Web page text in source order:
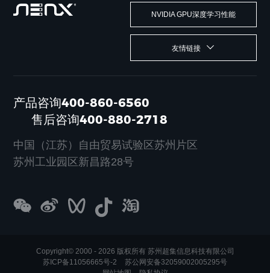
NVIDIA GPU深度学习性能
友情链接
产品咨询400-860-6560
售后咨询400-880-2718
中国（江苏）自由贸易试验区苏州片区
苏州工业园区新昌路28号
Copyright© 2000 - 2026 版权所有 苏州超集信息科技有限公司
苏ICP备11056665号-2
苏公网安备32059002005295号